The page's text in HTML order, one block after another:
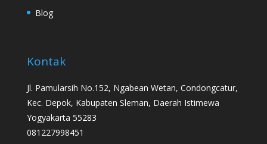
Blog
Kontak
Jl. Pamularsih No.152, Ngabean Wetan, Condongcatur,
Kec. Depok, Kabupaten Sleman, Daerah Istimewa
Yogyakarta 55283
081227998451